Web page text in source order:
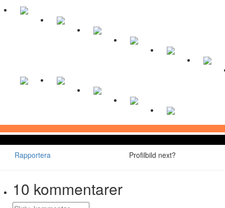
Rapportera Profilbild next?
10 kommentarer